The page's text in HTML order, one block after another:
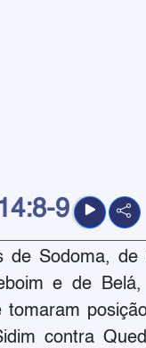
9
de Sodoma, de
e de
tomaram
contra